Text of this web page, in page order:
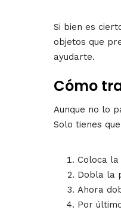
Si bien es
objetos que
ayudarte.
Cómo
Aunque no lo
Solo tienes
Coloca
Dobla la
Ahora
Por